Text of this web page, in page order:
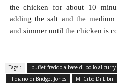
the chicken for about 10
adding the salt and the
and simmer until the chicken is
Tags : buffet freddo a base di pollo al curry
il diario di Bridget Jones
Mi Cibo Di Libri